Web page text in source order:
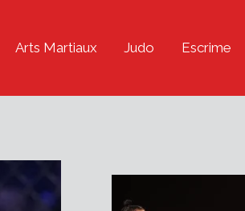
Arts Martiaux Judo Escrime